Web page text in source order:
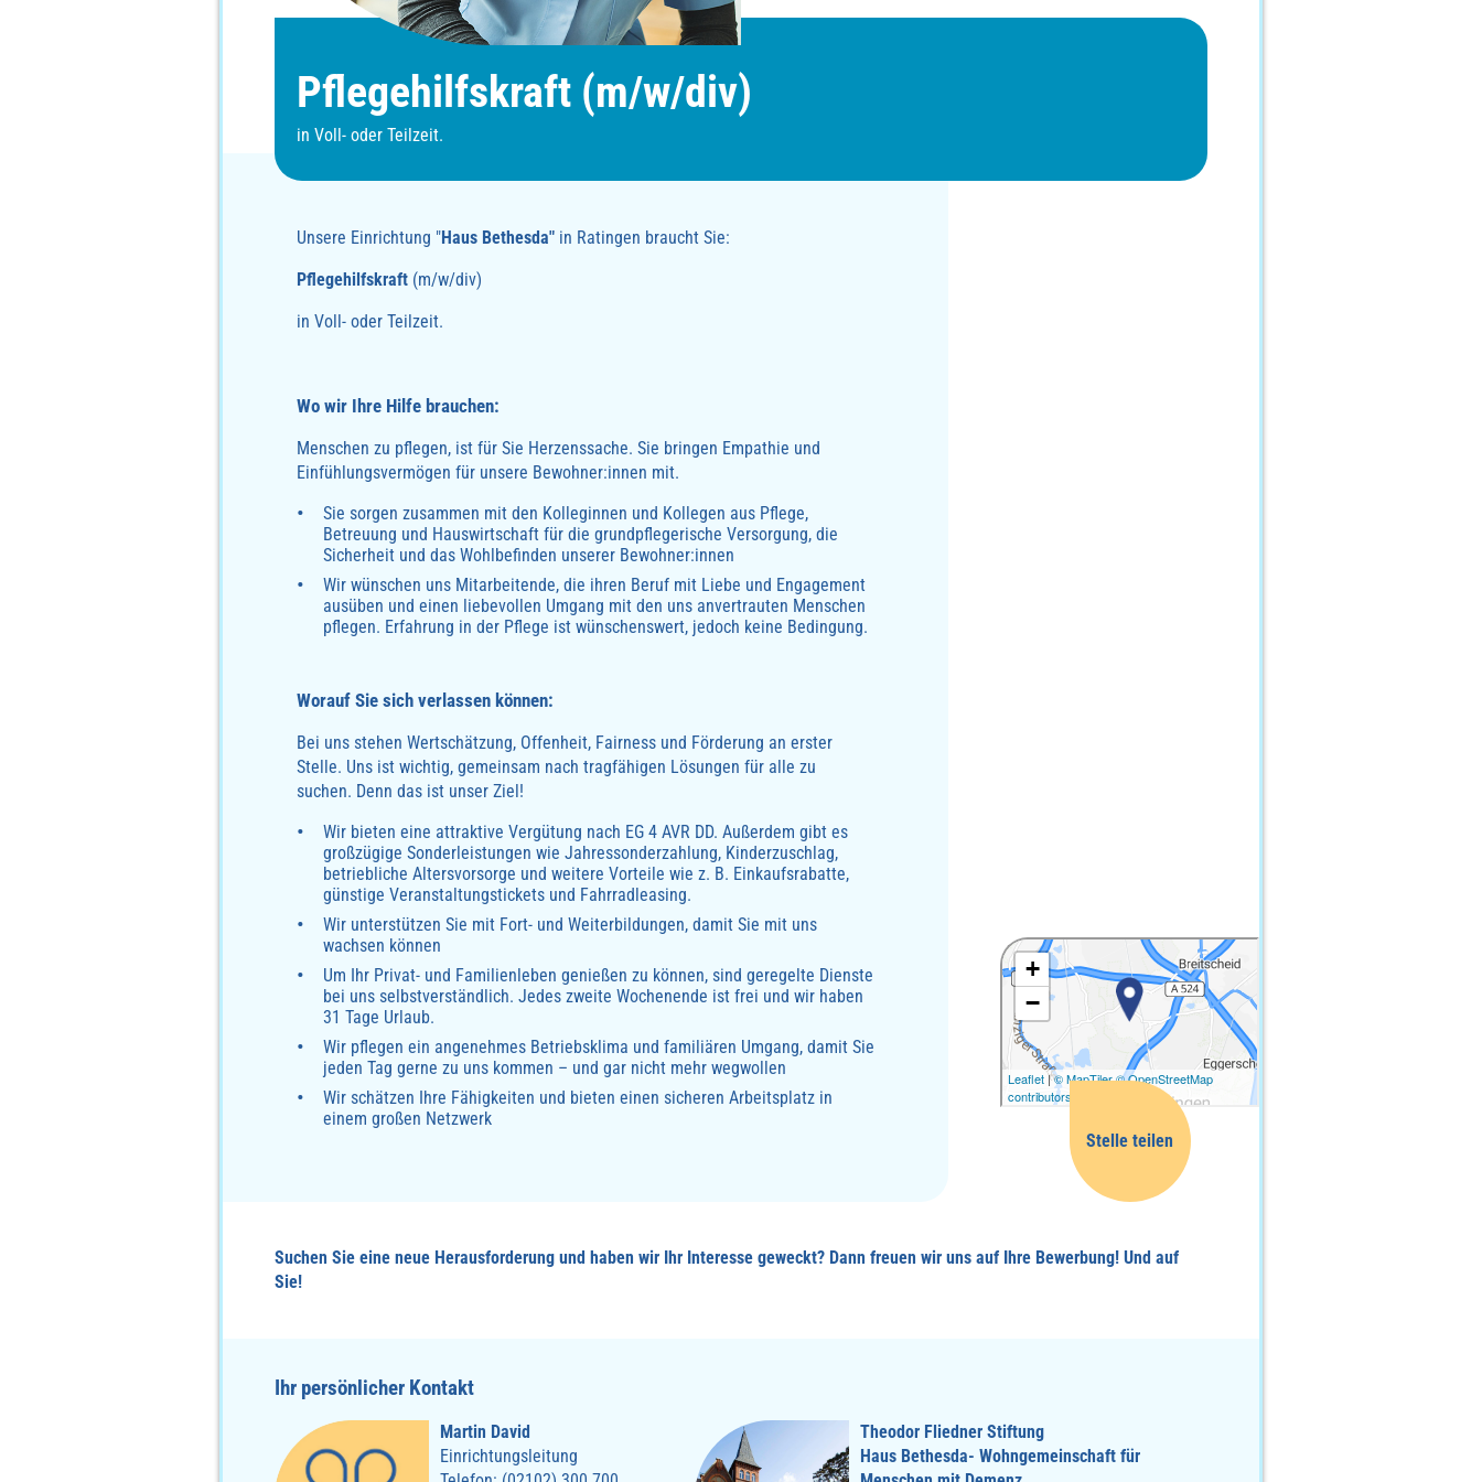
Pflegehilfskraft (m/w/div)
in Voll- oder Teilzeit.
Unsere Einrichtung "Haus Bethesda" in Ratingen braucht Sie:
Pflegehilfskraft (m/w/div)
in Voll- oder Teilzeit.
Wo wir Ihre Hilfe brauchen:
Menschen zu pflegen, ist für Sie Herzenssache. Sie bringen Empathie und
Einfühlungsvermögen für unsere Bewohner:innen mit.
Sie sorgen zusammen mit den Kolleginnen und Kollegen aus Pflege,
Betreuung und Hauswirtschaft für die grundpflegerische Versorgung, die
Sicherheit und das Wohlbefinden unserer Bewohner:innen
Wir wünschen uns Mitarbeitende, die ihren Beruf mit Liebe und Engagement
ausüben und einen liebevollen Umgang mit den uns anvertrauten Menschen
pflegen. Erfahrung in der Pflege ist wünschenswert, jedoch keine Bedingung.
Worauf Sie sich verlassen können:
Bei uns stehen Wertschätzung, Offenheit, Fairness und Förderung an erster
Stelle. Uns ist wichtig, gemeinsam nach tragfähigen Lösungen für alle zu
suchen. Denn das ist unser Ziel!
Wir bieten eine attraktive Vergütung nach EG 4 AVR DD. Außerdem gibt es
großzügige Sonderleistungen wie Jahressonderzahlung, Kinderzuschlag,
betriebliche Altersvorsorge und weitere Vorteile wie z. B. Einkaufsrabatte,
günstige Veranstaltungstickets und Fahrradleasing.
Wir unterstützen Sie mit Fort- und Weiterbildungen, damit Sie mit uns
wachsen können
Um Ihr Privat- und Familienleben genießen zu können, sind geregelte Dienste
bei uns selbstverständlich. Jedes zweite Wochenende ist frei und wir haben
31 Tage Urlaub.
Wir pflegen ein angenehmes Betriebsklima und familiären Umgang, damit Sie
jeden Tag gerne zu uns kommen – und gar nicht mehr wegwollen
Wir schätzen Ihre Fähigkeiten und bieten einen sicheren Arbeitsplatz in
einem großen Netzwerk
Linkedin
Suchen Sie eine neue Herausforderung und haben wir Ihr Interesse geweckt? Dann freuen wir uns auf Ihre Bewerbung! Und auf
Sie!
Ihr persönlicher Kontakt
Martin David
Einrichtungsleitung
Theodor Fliedner Stiftung
Haus Bethesda- Wohngemeinschaft für